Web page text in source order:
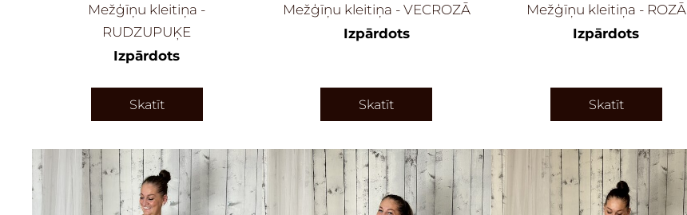
Mežģīņu kleitiņa -
RUDZUPUĶE
Izpārdots
Skatīt
Mežģīņu kleitiņa - VECROZĀ
Izpārdots
Skatīt
Mežģīņu kleitiņa - ROZĀ
Izpārdots
Skatīt